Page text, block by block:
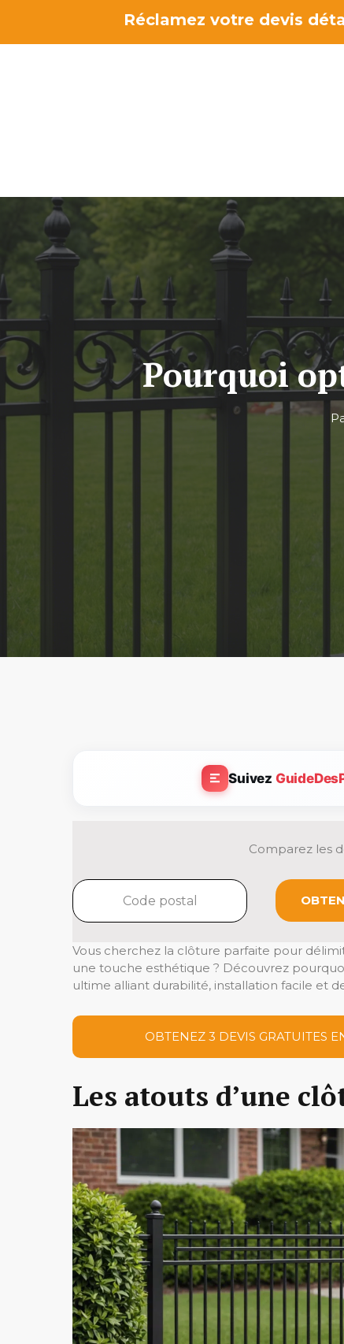
contenu
Réclamez votre devis
Pourquoi
Suivez
Comparez les
Vous cherchez la clôture parfaite pour
une touche esthétique ? Découvrez
ultime alliant durabilité, installation facile et
OBTENEZ 3 DEVIS GRATUITES
Les atouts d’une